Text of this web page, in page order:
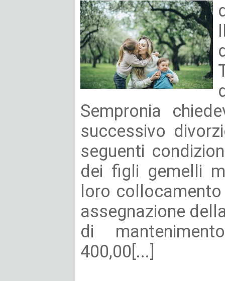
Sempronia
successivo
seguenti
dei figli gemelli
loro
assegnazione
di
400,00[...]